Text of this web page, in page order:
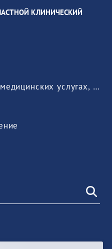
КЛИНИЧЕСКИЙ
Информация о платных медицинских услугах, предоставляемых медицинской организацией